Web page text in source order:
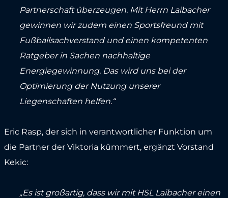
Partnerschaft überzeugen. Mit Herrn Laibacher
gewinnen wir zudem einen Sportsfreund mit
Fußballsachverstand und einen kompetenten
Ratgeber in Sachen nachhaltige
Energiegewinnung. Das wird uns bei der
Optimierung der Nutzung unserer
Liegenschaften helfen.“
Eric Rasp, der sich in verantwortlicher Funktion um
die Partner der Viktoria kümmert, ergänzt Vorstand
Kekic:
„Es ist großartig, dass wir mit HSL Laibacher einen